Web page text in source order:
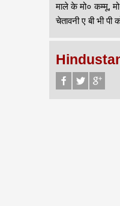
माले के मो० कम्मू,
चेतावनी ए बी भी